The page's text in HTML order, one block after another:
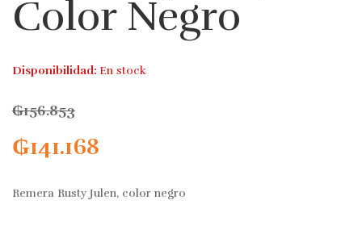
Color Negro
Disponibilidad: En stock
₲156.853
₲141.168
Remera Rusty Julen, color negro